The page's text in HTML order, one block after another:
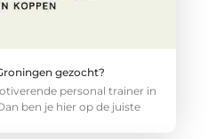
gezocht?
personal trainer in
ben je hier op de juiste